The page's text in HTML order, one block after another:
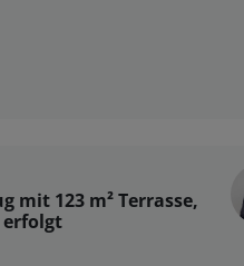
mit 123 m² Terrasse,